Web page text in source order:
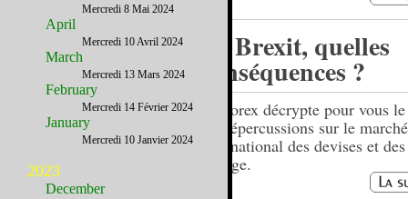
Le Brexit, quelles
conséquences ?
USForex décrypte pour vous
ses répercussions sur le marché
international des devises et
change.
Mercredi 8 Mai 2024
April
Mercredi 10 Avril 2024
March
Mercredi 13 Mars 2024
February
Mercredi 14 Février 2024
January
Mercredi 10 Janvier 2024
2023
December